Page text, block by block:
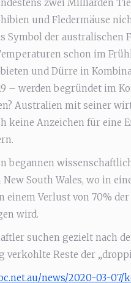
zwei Milliarden
und Fledermäuse
Symbol der australischen
schon im
und Dürre in
– werden begründet im
Australien mit seiner
keine Anzeichen für eine
begannen
New South Wales, wo in
einem Verlust von 70%
wird.
suchen gezielt nach
verkohlte Reste der
news/2020-03-07/